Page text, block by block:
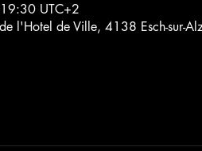
UTC+2
l'Hotel de Ville, 4138 Esch-sur-